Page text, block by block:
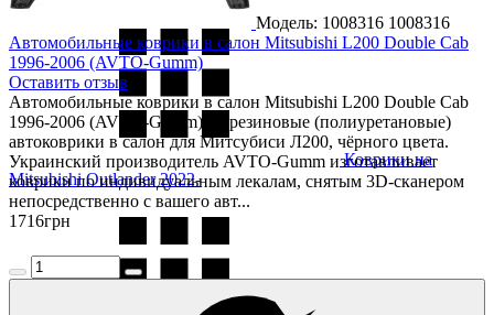
Коврики на
Mitsubishi Outlander 2022-
Модель: 1008316 1008316
Автомобильные коврики в салон Mitsubishi L200 Double Cab
1996-2006 (AVTO-Gumm)
Оставить отзыв
Автомобильные коврики в салон Mitsubishi L200 Double Cab
1996-2006 (AVTO-Gumm) — резиновые (полиуретановые)
автоковрики в салон для Митсубиси Л200, чёрного цвета.
Украинский производитель AVTO-Gumm изготавливает
коврики по индивидуальным лекалам, снятым 3D-сканером
непосредственно с вашего авт...
1716грн